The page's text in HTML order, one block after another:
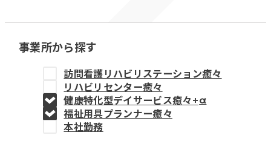
福祉用具プランナー癒々
教育事業
姫路中央こども園
姫路中央保育園
事業所から探す
訪問看護リハビリステーション癒々
リハビリセンター癒々
健康特化型デイサービス癒々+α
福祉用具プランナー癒々
本社勤務